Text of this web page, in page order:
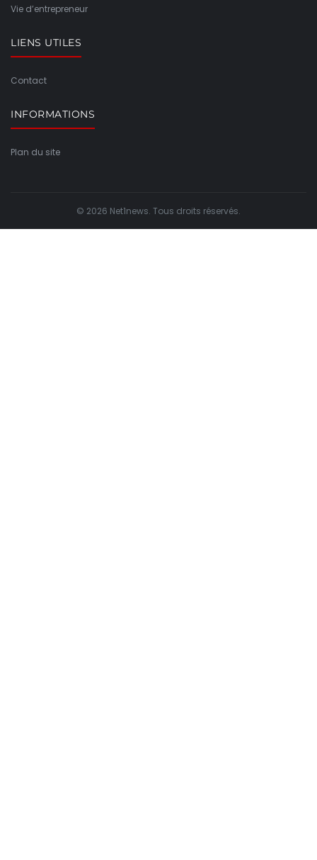
Vie d’entrepreneur
LIENS UTILES
Contact
INFORMATIONS
Plan du site
© 2026 Net1news. Tous droits réservés.